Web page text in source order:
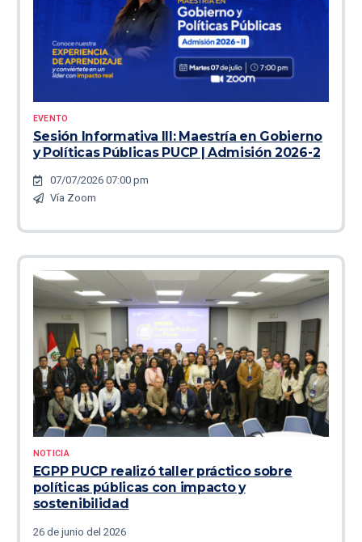
EVENTO
Sesión Informativa III: Maestría en Gobierno
y Políticas Públicas PUCP | Admisión 2026-2
07/07/2026 07:00 pm
Vía Zoom
NOTICIA
EGPP PUCP realizó taller práctico sobre
políticas públicas con impacto y
sostenibilidad
26 de junio del 2026